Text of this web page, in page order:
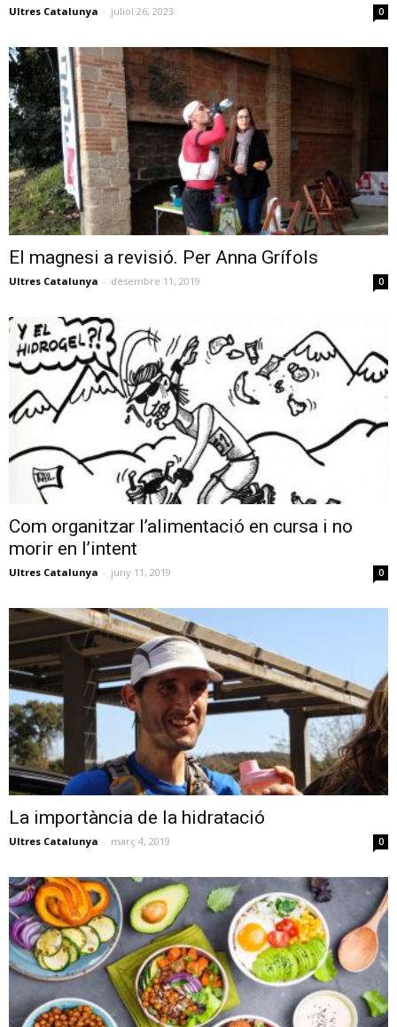
Ultres Catalunya - juliol 26, 2023 0
El magnesi a revisió. Per Anna Grífols
Ultres Catalunya - desembre 11, 2019 0
Com organitzar l’alimentació en cursa i no
morir en l’intent
Ultres Catalunya - juny 11, 2019 0
La importància de la hidratació
Ultres Catalunya - març 4, 2019 0